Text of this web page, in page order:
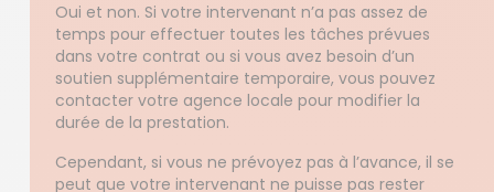
Oui et non. Si votre intervenant n’a pas assez de
temps pour effectuer toutes les tâches prévues
dans votre contrat ou si vous avez besoin d’un
soutien supplémentaire temporaire, vous pouvez
contacter votre agence locale pour modifier la
durée de la prestation.
Cependant, si vous ne prévoyez pas à l’avance, il se
peut que votre intervenant ne puisse pas rester